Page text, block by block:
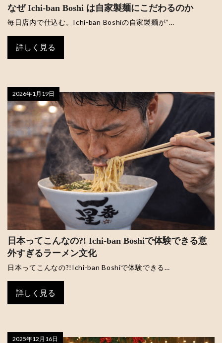
なぜ Ichi-ban Boshi は自家製麺にこだわるのか
毎日店内で仕込む。Ichi-ban Boshiの自家製麺が“…
詳しく見る
日本ってこんなの?! Ichi-ban Boshiで体験できる意
外すぎるラーメン文化
日本ってこんなの?!Ichi-ban Boshiで体験できる…
詳しく見る
2026年1月19日
2025年12月16日